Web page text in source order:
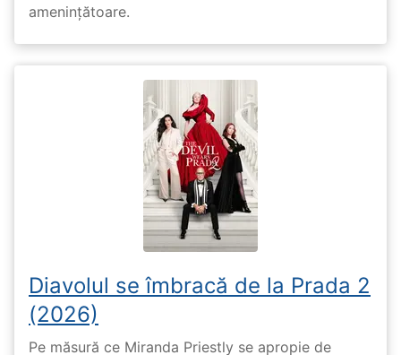
amenințătoare.
Diavolul se îmbracă de la Prada 2
(2026)
Pe măsură ce Miranda Priestly se apropie de